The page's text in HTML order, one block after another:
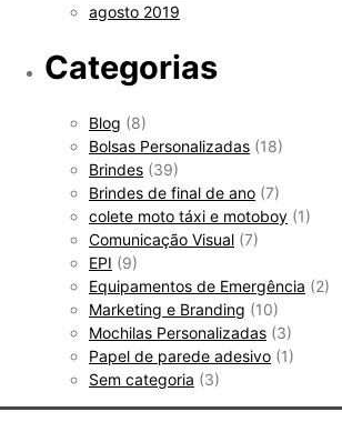
agosto 2019
Categorias
Blog (8)
Bolsas Personalizadas (18)
Brindes (39)
Brindes de final de ano (7)
colete moto táxi e motoboy (1)
Comunicação Visual (7)
EPI (9)
Equipamentos de Emergência (2)
Marketing e Branding (10)
Mochilas Personalizadas (3)
Papel de parede adesivo (1)
Sem categoria (3)